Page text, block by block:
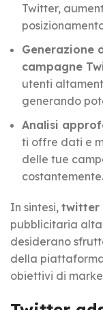
Twitter,
Generazione
campagne
utenti
generando
Analisi
ti offre dati e
delle tue
costantemente.
In sintesi, twitter
pubblicitaria
desiderano
della
obiettivi di